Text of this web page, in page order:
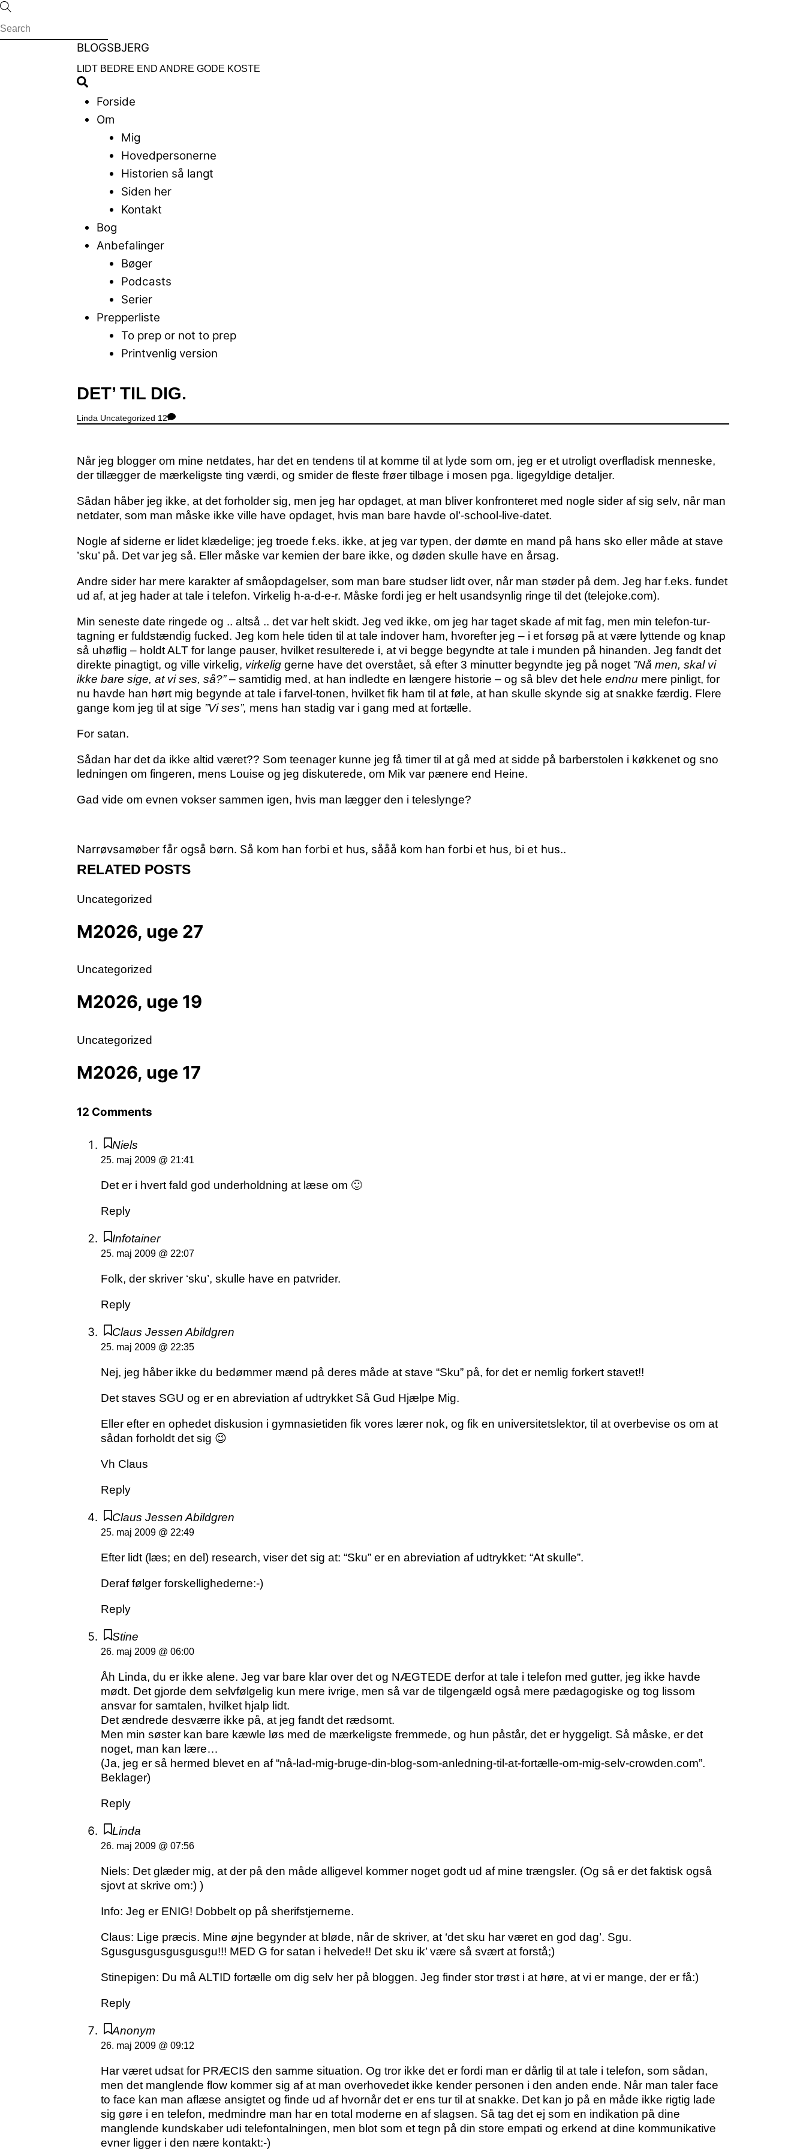
Skip
to
content
Menu
BLOGSBJERG
LIDT BEDRE END ANDRE GODE KOSTE
Search
Forside
Om
Mig
Hovedpersonerne
Historien så langt
Siden her
Kontakt
Bog
Anbefalinger
Bøger
Podcasts
Serier
Prepperliste
To prep or not to prep
Printvenlig version
Close
DET’ TIL DIG.
Linda Uncategorized 12
Når jeg blogger om mine netdates, har det en tendens til at komme til at lyde som om, jeg er et utroligt overfladisk menneske,
der tillægger de mærkeligste ting værdi, og smider de fleste frøer tilbage i mosen pga. ligegyldige detaljer.
Sådan håber jeg ikke, at det forholder sig, men jeg har opdaget, at man bliver konfronteret med nogle sider af sig selv, når man
netdater, som man måske ikke ville have opdaget, hvis man bare havde ol’-school-live-datet.
Nogle af siderne er lidet klædelige; jeg troede f.eks. ikke, at jeg var typen, der dømte en mand på hans sko eller måde at stave
’sku’ på. Det var jeg så. Eller måske var kemien der bare ikke, og døden skulle have en årsag.
Andre sider har mere karakter af småopdagelser, som man bare studser lidt over, når man støder på dem. Jeg har f.eks. fundet
ud af, at jeg hader at tale i telefon. Virkelig h-a-d-e-r. Måske fordi jeg er helt usandsynlig ringe til det (telejoke.com).
Min seneste date ringede og .. altså .. det var helt skidt. Jeg ved ikke, om jeg har taget skade af mit fag, men min telefon-tur-
tagning er fuldstændig fucked. Jeg kom hele tiden til at tale indover ham, hvorefter jeg – i et forsøg på at være lyttende og knap
så uhøflig – holdt ALT for lange pauser, hvilket resulterede i, at vi begge begyndte at tale i munden på hinanden. Jeg fandt det
direkte pinagtigt, og ville virkelig, virkelig gerne have det overstået, så efter 3 minutter begyndte jeg på noget ”Nå men, skal vi
ikke bare sige, at vi ses, så?”– samtidig med, at han indledte en længere historie – og så blev det hele endnu mere pinligt, for
nu havde han hørt mig begynde at tale i farvel-tonen, hvilket fik ham til at føle, at han skulle skynde sig at snakke færdig. Flere
gange kom jeg til at sige ”Vi ses”, mens han stadig var i gang med at fortælle.
For satan.
Sådan har det da ikke altid været?? Som teenager kunne jeg få timer til at gå med at sidde på barberstolen i køkkenet og sno
ledningen om fingeren, mens Louise og jeg diskuterede, om Mik var pænere end Heine.
Gad vide om evnen vokser sammen igen, hvis man lægger den i teleslynge?
Narrøvsamøber får også børn. Så kom han forbi et hus, sååå kom han forbi et hus, bi et hus..
RELATED POSTS
Uncategorized
M2026, uge 27
Uncategorized
M2026, uge 19
Uncategorized
M2026, uge 17
12 Comments
Niels
25. maj 2009 @ 21:41
Det er i hvert fald god underholdning at læse om 🙂
Reply
Infotainer
25. maj 2009 @ 22:07
Folk, der skriver ‘sku’, skulle have en patvrider.
Reply
Claus Jessen Abildgren
25. maj 2009 @ 22:35
Nej, jeg håber ikke du bedømmer mænd på deres måde at stave “Sku” på, for det er nemlig forkert stavet!!
Det staves SGU og er en abreviation af udtrykket Så Gud Hjælpe Mig.
Eller efter en ophedet diskusion i gymnasietiden fik vores lærer nok, og fik en universitetslektor, til at overbevise os om at
sådan forholdt det sig 😉
Vh Claus
Reply
Claus Jessen Abildgren
25. maj 2009 @ 22:49
Efter lidt (læs; en del) research, viser det sig at: “Sku” er en abreviation af udtrykket: “At skulle”.
Deraf følger forskellighederne:-)
Reply
Stine
26. maj 2009 @ 06:00
Åh Linda, du er ikke alene. Jeg var bare klar over det og NÆGTEDE derfor at tale i telefon med gutter, jeg ikke havde
mødt. Det gjorde dem selvfølgelig kun mere ivrige, men så var de tilgengæld også mere pædagogiske og tog lissom
ansvar for samtalen, hvilket hjalp lidt.
Det ændrede desværre ikke på, at jeg fandt det rædsomt.
Men min søster kan bare kæwle løs med de mærkeligste fremmede, og hun påstår, det er hyggeligt. Så måske, er det
noget, man kan lære…
(Ja, jeg er så hermed blevet en af “nå-lad-mig-bruge-din-blog-som-anledning-til-at-fortælle-om-mig-selv-crowden.com”.
Beklager)
Reply
Linda
26. maj 2009 @ 07:56
Niels: Det glæder mig, at der på den måde alligevel kommer noget godt ud af mine trængsler. (Og så er det faktisk også
sjovt at skrive om:) )
Info: Jeg er ENIG! Dobbelt op på sherifstjernerne.
Claus: Lige præcis. Mine øjne begynder at bløde, når de skriver, at ‘det sku har været en god dag’. Sgu.
Sgusgusgusgusgusgu!!! MED G for satan i helvede!! Det sku ik’ være så svært at forstå;)
Stinepigen: Du må ALTID fortælle om dig selv her på bloggen. Jeg finder stor trøst i at høre, at vi er mange, der er få:)
Reply
Anonym
26. maj 2009 @ 09:12
Har været udsat for PRÆCIS den samme situation. Og tror ikke det er fordi man er dårlig til at tale i telefon, som sådan,
men det manglende flow kommer sig af at man overhovedet ikke kender personen i den anden ende. Når man taler face
to face kan man aflæse ansigtet og finde ud af hvornår det er ens tur til at snakke. Det kan jo på en måde ikke rigtig lade
sig gøre i en telefon, medmindre man har en total moderne en af slagsen. Så tag det ej som en indikation på dine
manglende kundskaber udi telefontalningen, men blot som et tegn på din store empati og erkend at dine kommunikative
evner ligger i den nære kontakt:-)